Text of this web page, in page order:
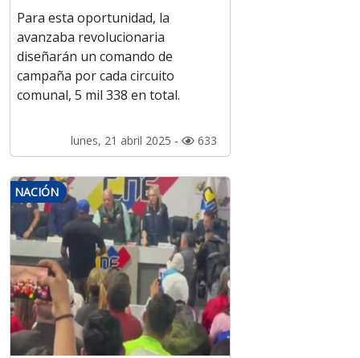
Para esta oportunidad, la
avanzaba revolucionaria
diseñarán un comando de
campaña por cada circuito
comunal, 5 mil 338 en total.
lunes, 21 abril 2025 - 633
NACIÓN